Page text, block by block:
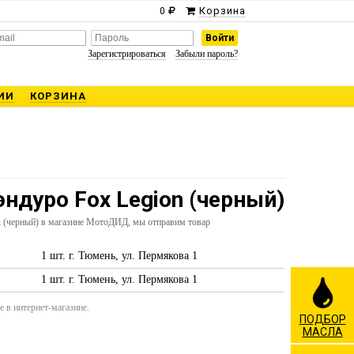
0 Корзина
Зарегистрироваться Забыли пароль?
КОРЗИНА
Fox Legion (черный)
(черный) в магазине МотоДИД, мы отправим товар
1 шт. г. Тюмень, ул. Пермякова 1
1 шт. г. Тюмень, ул. Пермякова 1
в интернет-магазине.
ПОДБОР
МАСЛА